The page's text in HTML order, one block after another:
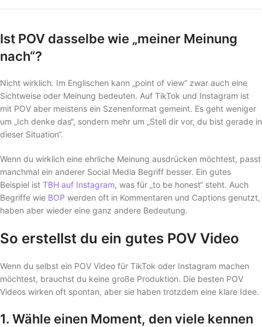
Ist POV dasselbe wie „meiner Meinung
nach“?
Nicht wirklich. Im Englischen kann „point of view“ zwar auch eine
Sichtweise oder Meinung bedeuten. Auf TikTok und Instagram ist
mit POV aber meistens ein Szenenformat gemeint. Es geht weniger
um „Ich denke das“, sondern mehr um „Stell dir vor, du bist gerade in
dieser Situation“.
Wenn du wirklich eine ehrliche Meinung ausdrücken möchtest, passt
manchmal ein anderer Social Media Begriff besser. Ein gutes
Beispiel ist TBH auf Instagram, was für „to be honest“ steht. Auch
Begriffe wie BOP werden oft in Kommentaren und Captions genutzt,
haben aber wieder eine ganz andere Bedeutung.
So erstellst du ein gutes POV Video
Wenn du selbst ein POV Video für TikTok oder Instagram machen
möchtest, brauchst du keine große Produktion. Die besten POV
Videos wirken oft spontan, aber sie haben trotzdem eine klare Idee.
1. Wähle einen Moment, den viele kennen